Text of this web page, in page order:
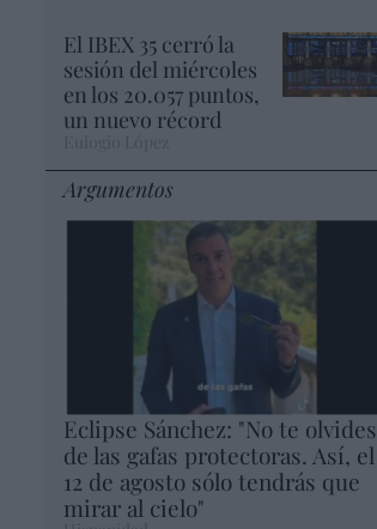
El IBEX 35 cerró la
sesión del miércoles
en los 20.057 puntos,
un nuevo récord
Argumentos
Eclipse Sánchez: "No te olvides
de las gafas protectoras. Así, el
12 de agosto sólo tendrás que
mirar al cielo"